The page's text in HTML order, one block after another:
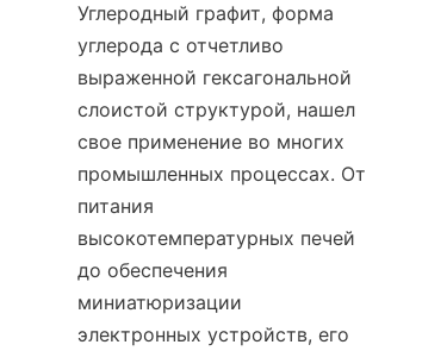
Углеродный графит, форма
углерода с отчетливо
выраженной гексагональной
слоистой структурой, нашел
свое применение во многих
промышленных процессах. От
питания
высокотемпературных печей
до обеспечения
миниатюризации
электронных устройств, его